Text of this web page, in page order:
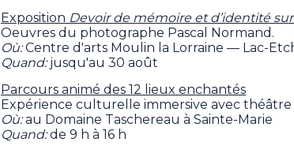
Exposition Devoir de mémoire et d’identité
Oeuvres du photographe Pascal Normand.
Où:Centre d'arts Moulin la Lorraine — Lac-
Quand:jusqu'au 30 août
Parcours animé des 12 lieux enchantés
Expérience culturelle immersive avec
Où:au Domaine Taschereau à Sainte-Marie
Quand:de 9 h à 16 h